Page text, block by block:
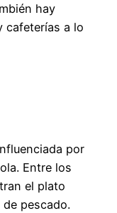
hay
cafeterías a lo
por
Entre los
el plato
pescado.